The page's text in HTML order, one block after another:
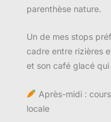
parenthèse nature.
Un de mes stops
cadre entre rizières
et son café glacé
Après-midi :
locale